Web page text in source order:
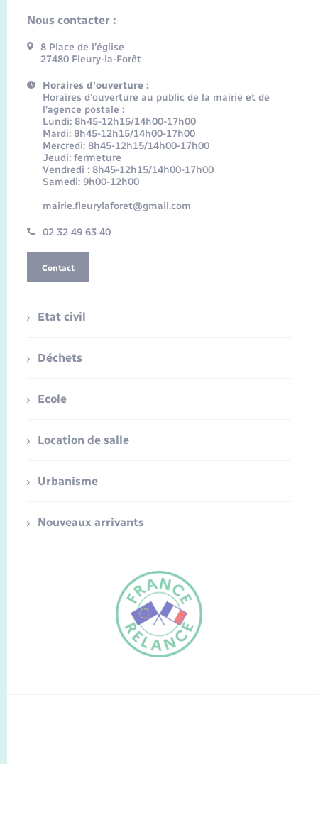
FR
Nous contacter :
8 Place de l’église
27480 Fleury-la-Forêt
Horaires d'ouverture :
Horaires d’ouverture au public de la mairie et de
l’agence postale :
Lundi: 8h45-12h15/14h00-17h00
Mardi: 8h45-12h15/14h00-17h00
Mercredi: 8h45-12h15/14h00-17h00
Jeudi: fermeture
Vendredi : 8h45-12h15/14h00-17h00
Samedi: 9h00-12h00
mairie.fleurylaforet@gmail.com
02 32 49 63 40
Contact
Etat civil
Déchets
Ecole
Location de salle
Urbanisme
Nouveaux arrivants